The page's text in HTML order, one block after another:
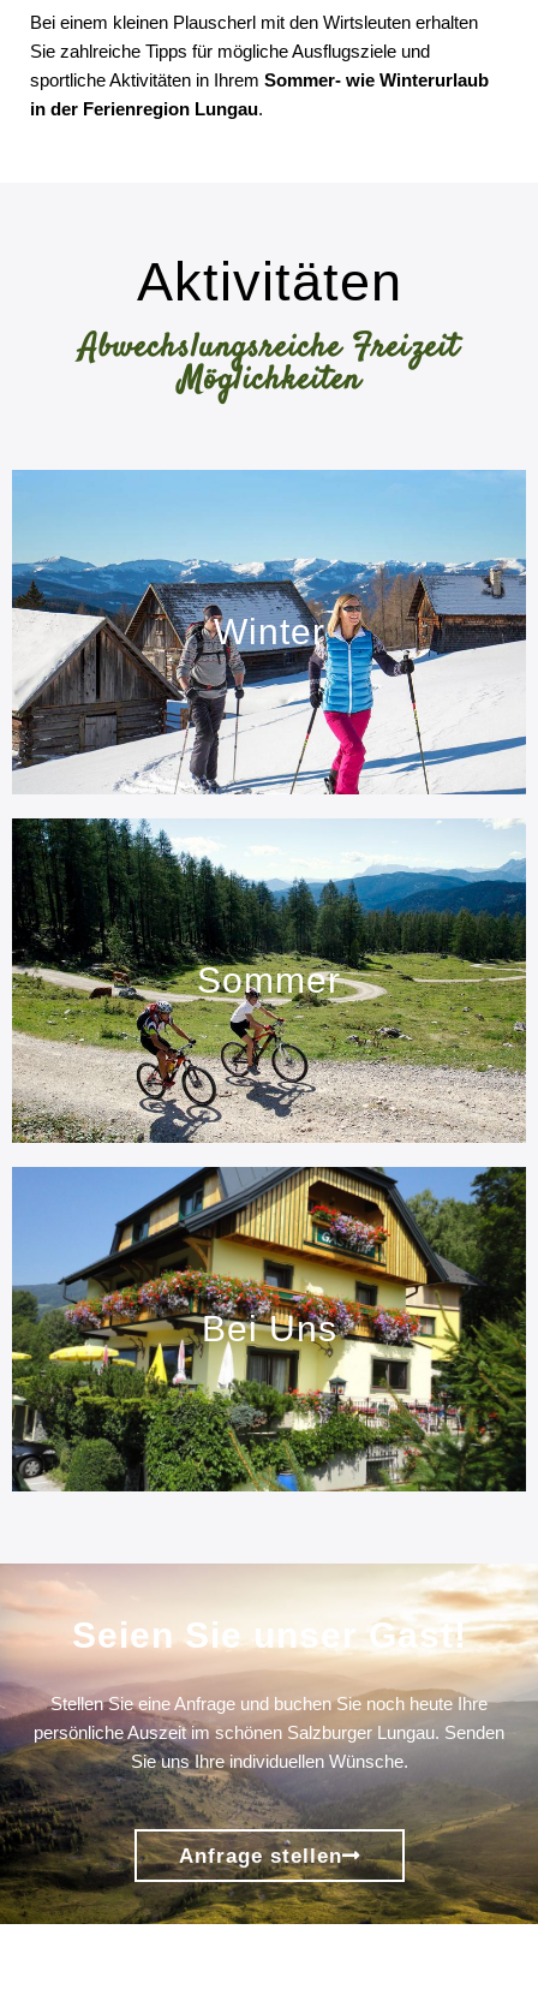
Bei einem kleinen Plauscherl mit den Wirtsleuten erhalten
Sie zahlreiche Tipps für mögliche Ausflugsziele und
sportliche Aktivitäten in Ihrem Sommer- wie Winterurlaub
in der Ferienregion Lungau.
Aktivitäten
Abwechslungsreiche Freizeit
Möglichkeiten
Winter
Sommer
Bei Uns
Seien Sie unser Gast!
Stellen Sie eine Anfrage und buchen Sie noch heute Ihre
persönliche Auszeit im schönen Salzburger Lungau. Senden
Sie uns Ihre individuellen Wünsche.
Anfrage stellen